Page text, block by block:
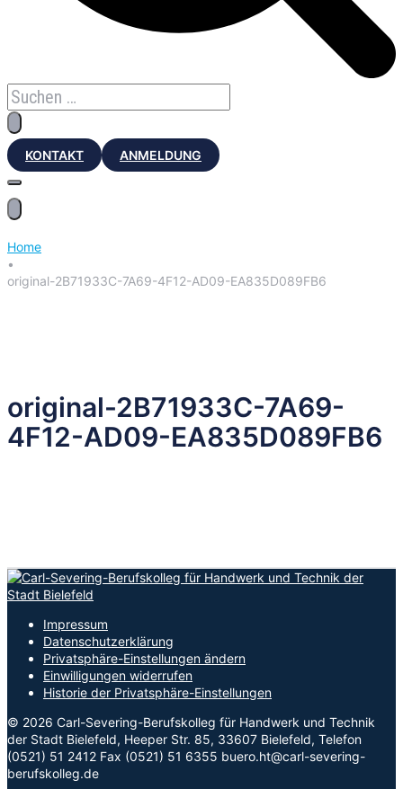
KONTAKT ANMELDUNG
Home
•
original-2B71933C-7A69-4F12-AD09-EA835D089FB6
original-2B71933C-7A69-
4F12-AD09-EA835D089FB6
Impressum
Datenschutzerklärung
Privatsphäre-Einstellungen ändern
Einwilligungen widerrufen
Historie der Privatsphäre-Einstellungen
© 2026 Carl-Severing-Berufskolleg für Handwerk und Technik
der Stadt Bielefeld, Heeper Str. 85, 33607 Bielefeld, Telefon
(0521) 51 2412 Fax (0521) 51 6355 buero.ht@carl-severing-
berufskolleg.de